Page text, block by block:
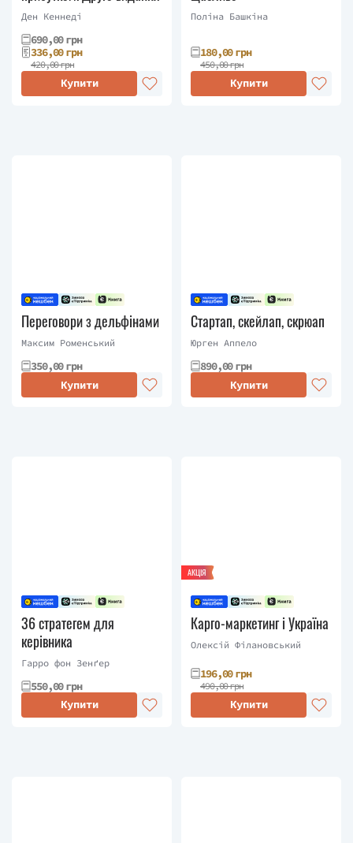
Ден Кеннеді
690,00 грн
336,00 грн
420,00 грн
Купити
Поліна Башкіна
180,00 грн
450,00 грн
Купити
Переговори з дельфінами
Максим Роменський
350,00 грн
Купити
Стартап, скейлап, скрюап
Юрген Аппело
890,00 грн
Купити
36 стратегем для
керівника
Гарро фон Зенґер
550,00 грн
Купити
АКЦІЯ
Карго-маркетинг і Україна
Олексій Філановський
196,00 грн
490,00 грн
Купити